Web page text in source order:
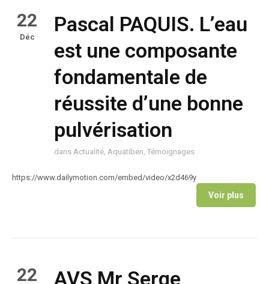
22
Déc
Pascal PAQUIS. L’eau
est une composante
fondamentale de
réussite d’une bonne
pulvérisation
dans Actualité, Aquatiben, Témoignages
https://www.dailymotion.com/embed/video/x2d469y
Voir plus
22
AVS Mr Serge